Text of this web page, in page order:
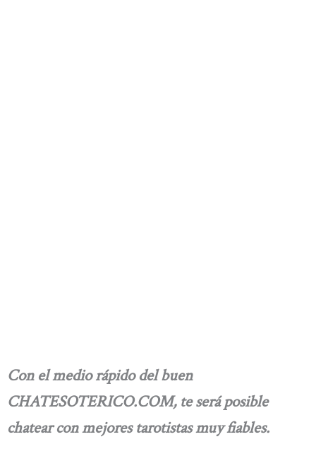
Con el medio rápido del buen
CHATESOTERICO.COM, te será posible
chatear con mejores tarotistas muy fiables.